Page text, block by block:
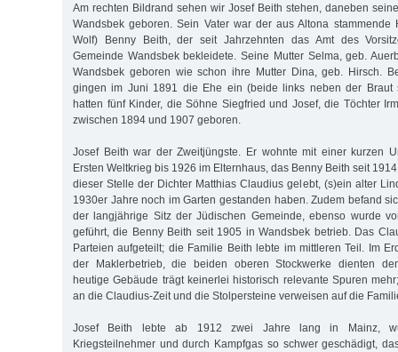
Am rechten Bildrand sehen wir Josef Beith stehen, daneben
Wandsbek geboren. Sein Vater war der aus Altona stammende
Wolf) Benny Beith, der seit Jahrzehnten das Amt des
Gemeinde Wandsbek bekleidete. Seine Mutter Selma, geb.
Wandsbek geboren wie schon ihre Mutter Dina, geb. Hirsch.
gingen im Juni 1891 die Ehe ein (beide links neben der Braut
hatten fünf Kinder, die Söhne Siegfried und Josef, die Töchter
zwischen 1894 und 1907 geboren.
Josef Beith war der Zweitjüngste. Er wohnte mit einer kurzen
Ersten Weltkrieg bis 1926 im Elternhaus, das Benny Beith seit
dieser Stelle der Dichter Matthias Claudius gelebt, (s)ein alter
1930er Jahre noch im Garten gestanden haben. Zudem befand
der langjährige Sitz der Jüdischen Gemeinde, ebenso wurde
geführt, die Benny Beith seit 1905 in Wandsbek betrieb. Das
Parteien aufgeteilt; die Familie Beith lebte im mittleren Teil. Im
der Maklerbetrieb, die beiden oberen Stockwerke dienten
heutige Gebäude trägt keinerlei historisch relevante Spuren
an die Claudius-Zeit und die Stolpersteine verweisen auf die
Josef Beith lebte ab 1912 zwei Jahre lang in Mainz,
Kriegsteilnehmer und durch Kampfgas so schwer geschädigt,